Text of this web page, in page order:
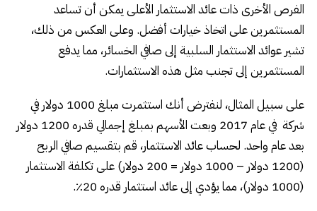
الفرص الأخرى ذات عائد الاستثمار الأعلى يمكن أن تساعد
المستثمرين على اتخاذ خيارات أفضل. وعلى العكس من ذلك،
تشير عوائد الاستثمار السلبية إلى صافي الخسائر، مما يدفع
المستثمرين إلى تجنب مثل هذه الاستثمارات.
على سبيل المثال، لنفترض أنك استثمرت مبلغ 1000 دولار في
شركة في عام 2017 وبعت الأسهم بمبلغ إجمالي قدره 1200 دولار
بعد عام واحد. لحساب عائد الاستثمار، قم بتقسيم صافي الربح
(1200 دولار – 1000 دولار = 200 دولار) على تكلفة الاستثمار
(1000 دولار)، مما يؤدي إلى عائد استثمار قدره 20٪.